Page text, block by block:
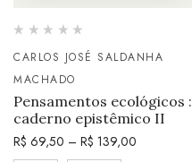
CARLOS JOSÉ SALDANHA
MACHADO
Pensamentos ecológicos :
caderno epistêmico II
R$ 69,50 – R$ 139,00